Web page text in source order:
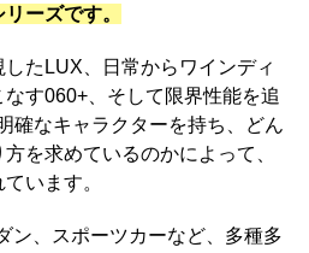
ーズです。
たLUX、日常からワインディ
す060+、そして限界性能を追
確なキャラクターを持ち、どん
を求めているのかによって、
います。
ン、スポーツカーなど、多種多